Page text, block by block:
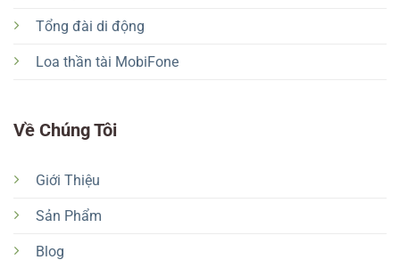
Tổng đài di động
Loa thần tài MobiFone
Về Chúng Tôi
Giới Thiệu
Sản Phẩm
Blog